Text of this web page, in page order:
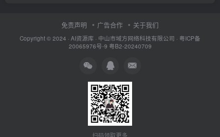
免责声明 广告合作 关于我们
Copyright © 2024 · AI资源库 · 中山市域方网络科技有限公司 · 粤ICP备
20065976号-9 粤B2-20240709
扫码领取更多